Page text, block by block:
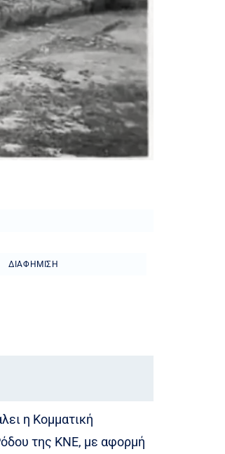
ΔΙΑΦΉΜΙΣΗ
η Κομματική
της ΚΝΕ, με αφορμή